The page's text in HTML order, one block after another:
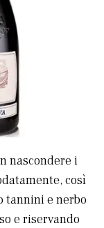
nascondere i
così
tannini e nerbo
e riservando